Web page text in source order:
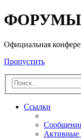
ФОРУМЫ
Официальная
Пропустить
Ссылки
Активные